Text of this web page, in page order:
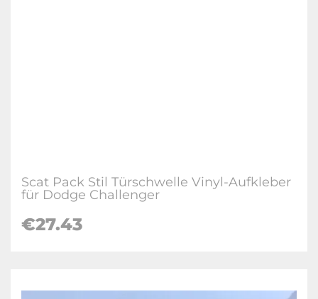
Scat Pack Stil Türschwelle Vinyl-Aufkleber
für Dodge Challenger
€27.43